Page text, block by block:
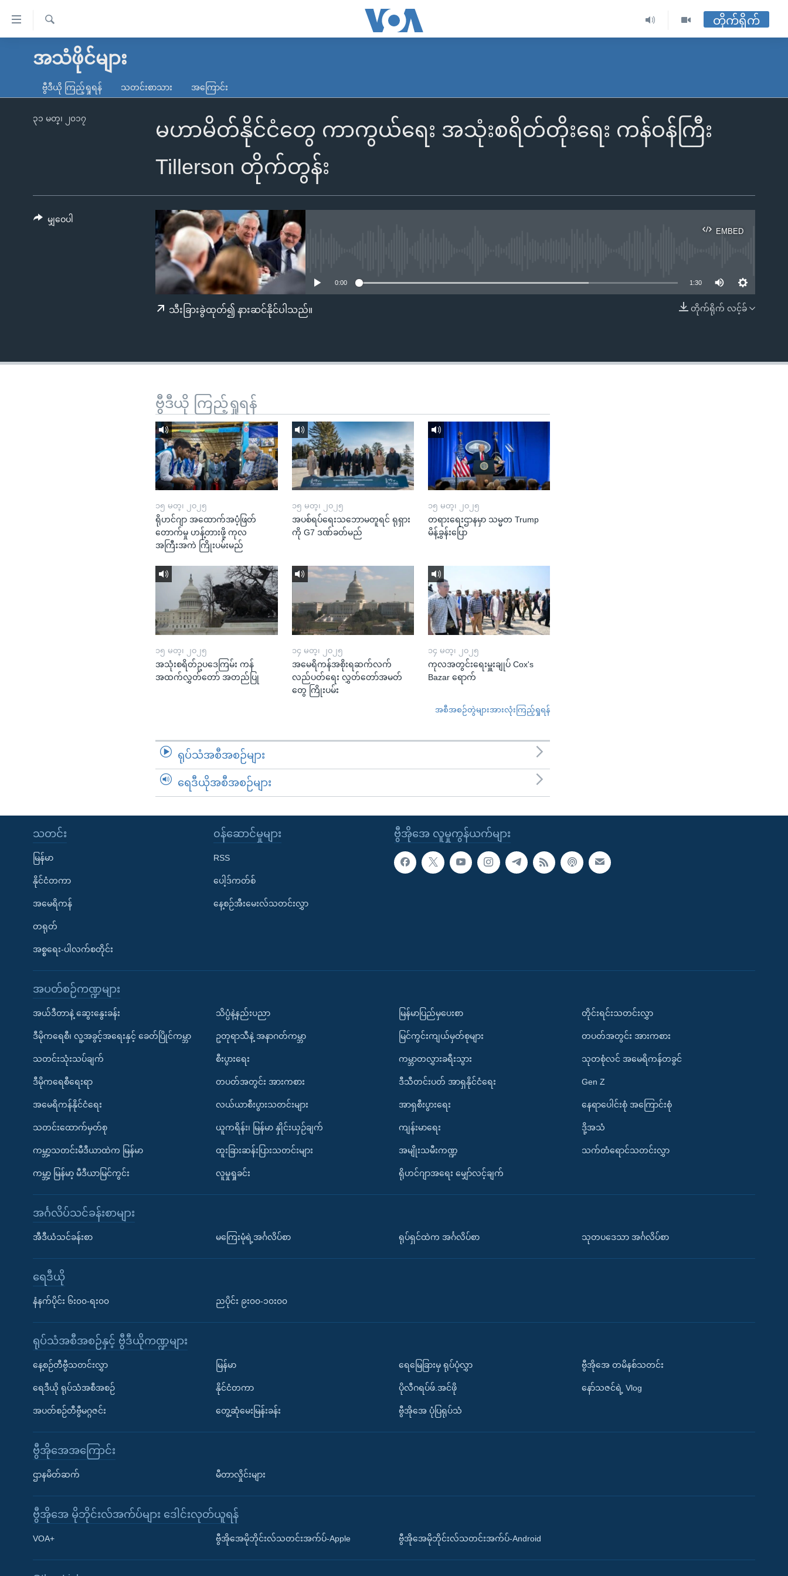
လွယ်ကူ
သည့်
ရန်
မူလစာမျက်နှာ
ကမ္ဘာ့သတင်းများ
နိုင်ငံတကာ
မကြေးမုံရဲ့ အင်္ဂလိပ်စာ
ရေဒီယို
ရေဒီယိုနှင့်ရုပ်သံ အချက်အလက်များ
Learning English
ရ
တိုက်ရိုက်
အသံဖိုင်များ
ဗွီဒီယို ကြည့်ရှုရန် သတင်းစာသား အကြောင်း
မဟာမိတ်နိုင်ငံတွေ ကာကွယ်ရေး အသုံးစရိတ်တိုးရေး ကန်ဝန်ကြီး
Tillerson တိုက်တွန်း
၃၁ မတ္၊ ၂၀၁၇
EMBED
EMBED
0:00 1:30
တိုက်ရိုက် လင့်ခ်
သီးခြားခွဲထုတ်၍ နားဆင်နိုင်ပါသည်။
မျှဝေပါ
ဗွီဒီယို ကြည့်ရှုရန်
၁၅ မတ္၊ ၂၀၂၅
ရိုဟင်ဂျာ အထောက်အပံ့ဖြတ်
တောက်မှု ဟန့်တားဖို့ ကုလ
အကြီးအကဲ ကြိုးပမ်းမည်
၁၅ မတ္၊ ၂၀၂၅
အပစ်ရပ်ရေးသဘောမတူရင် ရုရှား
ကို G7 ဒဏ်ခတ်မည်
၁၅ မတ္၊ ၂၀၂၅
တရားရေးဌာနမှာ သမ္မတ Trump
မိန့်ခွန်းပြော
၁၅ မတ္၊ ၂၀၂၅
အသုံးစရိတ်ဥပဒေကြမ်း ကန်
အထက်လွှတ်တော် အတည်ပြု
၁၄ မတ္၊ ၂၀၂၅
အမေရိကန်အစိုးရဆက်လက်
လည်ပတ်ရေး လွှတ်တော်အမတ်
တွေ ကြိုးပမ်း
၁၄ မတ္၊ ၂၀၂၅
ကုလအတွင်းရေးမှူးချုပ် Cox's
Bazar ရောက်
အစီအစဉ်တွဲများအားလုံးကြည့်ရှုရန်
ရုပ်သံအစီအစဉ်များ
ရေဒီယိုအစီအစဉ်များ
ဗွီအိုအေ လူမှုကွန်ယက်များ
သတင်း
မြန်မာ
နိုင်ငံတကာ
အမေရိကန်
တရုတ်
အစ္စရေး-ပါလက်စတိုင်း
၀န်ဆောင်မှုများ
RSS
ပေါ့ဒ်ကတ်စ်
နေ့စဉ်အီးမေးလ်သတင်းလွှာ
အပတ်စဉ်ကဏ္ဍများ
အယ်ဒီတာနဲ့ ဆွေးနွေးခန်း
ဒီမိုကရေစီ၊ လူ့အခွင့်အရေးနှင့် ခေတ်ပြိုင်ကမ္ဘာ
သတင်းသုံးသပ်ချက်
ဒီမိုကရေစီရေးရာ
အမေရိကန်နိုင်ငံရေး
သတင်းထောက်မှတ်စု
ကမ္ဘာ့သတင်းမီဒီယာထဲက မြန်မာ
ကမ္ဘာ့ မြန်မာ့ မီဒီယာမြင်ကွင်း
သိပ္ပံနဲ့နည်းပညာ
ဥတုရာသီနဲ့ အနာဂတ်ကမ္ဘာ
စီးပွားရေး
တပတ်အတွင်း အားကစား
လယ်ယာစီးပွားသတင်းများ
ယူကရိန်း၊ မြန်မာ နှိုင်းယှဉ်ချက်
ထူးခြားဆန်းပြားသတင်းများ
လူမှုရှုခင်း
မြန်မာပြည်မှပေးစာ
မြင်ကွင်းကျယ်မှတ်စုများ
ကမ္ဘာတလွှားခရီးသွား
ဒီသီတင်းပတ် အာရှနိုင်ငံရေး
အာရှစီးပွားရေး
ကျန်းမာရေး
အမျိုးသမီးကဏ္ဍ
ရိုဟင်ဂျာအရေး မျှော်လင့်ချက်
တိုင်းရင်းသတင်းလွှာ
တပတ်အတွင်း အားကစား
သုတစုံလင် အမေရိကန်တခွင်
Gen Z
နေရာပေါင်းစုံ အကြောင်းစုံ
ဒို့အသံ
သက်တံရောင်သတင်းလွှာ
အင်္ဂလိပ်သင်ခန်းစာများ
အီဒီယံသင်ခန်းစာ မကြေးမုံရဲ့အင်္ဂလိပ်စာ ရုပ်ရှင်ထဲက အင်္ဂလိပ်စာ သုတပဒေသာ အင်္ဂလိပ်စာ
ရေဒီယို
နံနက်ပိုင်း ၆း၀၀-ရး၀၀ ညပိုင်း ၉း၀၀-၁၀း၀၀
ရုပ်သံအစီအစဉ်နှင့် ဗွီဒီယိုကဏ္ဍများ
နေ့စဉ်တီဗွီသတင်းလွှာ
ရေဒီယို ရုပ်သံအစီအစဉ်
အပတ်စဉ်တီဗွီမဂ္ဂဇင်း
မြန်မာ
နိုင်ငံတကာ
တွေ့ဆုံမေးမြန်းခန်း
ရေမြေခြားမှ ရုပ်ပုံလွှာ
ပိုလီဂရပ်ဖ်.အင်ဖို
ဗွီအိုအေ ပုံပြရုပ်သံ
ဗွီအိုအေ တမိနစ်သတင်း
နော်သဇင်ရဲ့ Vlog
ဗွီအိုအေအကြောင်း
ဌာနမိတ်ဆက် မီတာလှိုင်းများ
ဗွီအိုအေ မိုဘိုင်းလ်အက်ပ်များ ဒေါင်းလုတ်ယူရန်
VOA+ ဗွီအိုအေမိုဘိုင်းလ်သတင်းအက်ပ်-Apple ဗွီအိုအေမိုဘိုင်းလ်သတင်းအက်ပ်-Android